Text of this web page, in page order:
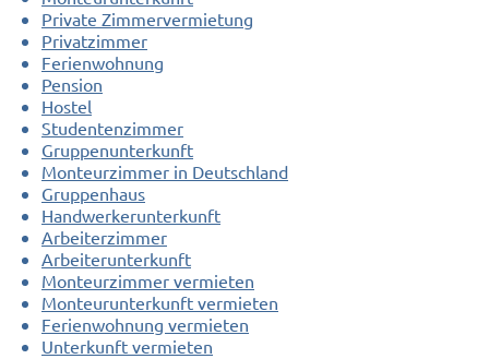
Private Zimmervermietung
Privatzimmer
Ferienwohnung
Pension
Hostel
Studentenzimmer
Gruppenunterkunft
Monteurzimmer in Deutschland
Gruppenhaus
Handwerkerunterkunft
Arbeiterzimmer
Arbeiterunterkunft
Monteurzimmer vermieten
Monteurunterkunft vermieten
Ferienwohnung vermieten
Unterkunft vermieten